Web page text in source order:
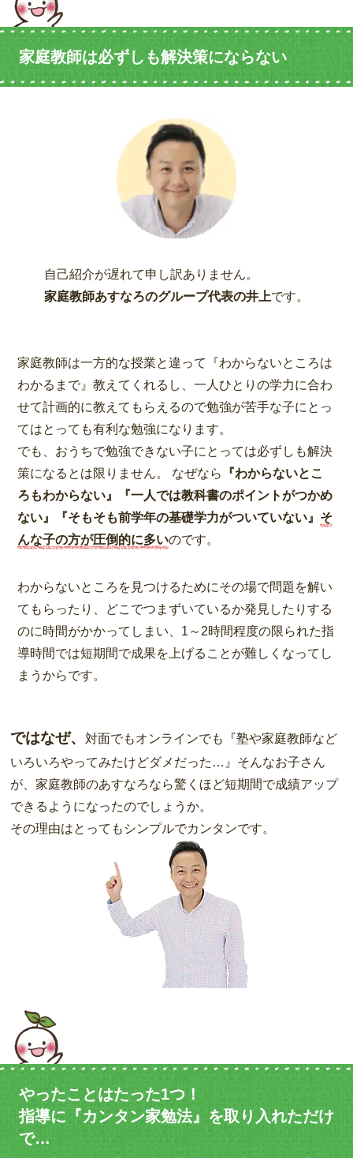
家庭教師は必ずしも解決策にならない
自己紹介が遅れて申し訳ありません。
家庭教師あすなろのグループ代表の井上です。
家庭教師は一方的な授業と違って『わからないところは
わかるまで』教えてくれるし、一人ひとりの学力に合わ
せて計画的に教えてもらえるので勉強が苦手な子にとっ
てはとっても有利な勉強になります。
でも、おうちで勉強できない子にとっては必ずしも解決
策になるとは限りません。 なぜなら
『わからないとこ
ろもわからない』『一人では教科書のポイントがつかめ
ない』『そもそも前学年の基礎学力がついていない』 そ
んな子の方が圧倒的に多いのです。
わからないところを見つけるためにその場で問題を解い
てもらったり、どこでつまずいているか発見したりする
のに時間がかかってしまい、1～2時間程度の限られた指
導時間では短期間で成果を上げることが難しくなってし
まうからです。
ではなぜ、
対面でもオンラインでも『塾や家庭教師など
いろいろやってみたけどダメだった…』そんなお子さん
が、家庭教師のあすなろなら驚くほど短期間で成績アップ
できるようになったのでしょうか。
その理由はとってもシンプルでカンタンです。
やったことはたった1つ！
指導に『カンタン家勉法』を取り入れただけ
で…